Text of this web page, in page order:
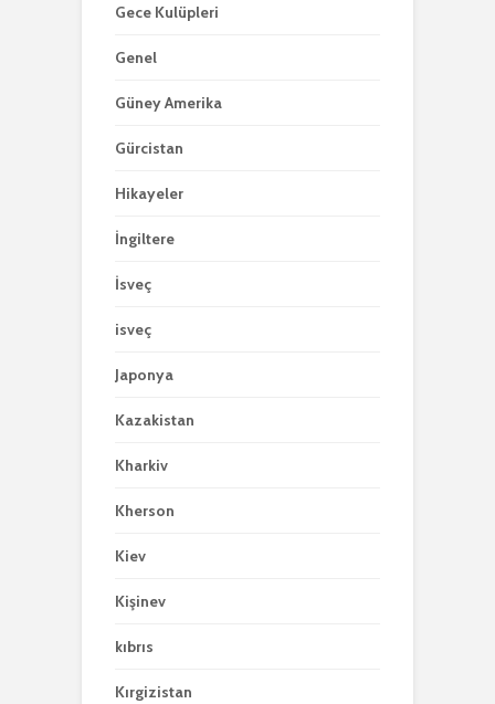
Gece Kulüpleri
Genel
Güney Amerika
Gürcistan
Hikayeler
İngiltere
İsveç
isveç
Japonya
Kazakistan
Kharkiv
Kherson
Kiev
Kişinev
kıbrıs
Kırgizistan